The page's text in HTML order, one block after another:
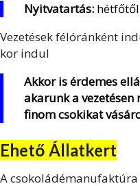
Nyitvatartás:
Vezetések félóránként
kor indul
Akkor is érdemes
akarunk a vezetésen
finom csokikat
Ehető Állatkert
A